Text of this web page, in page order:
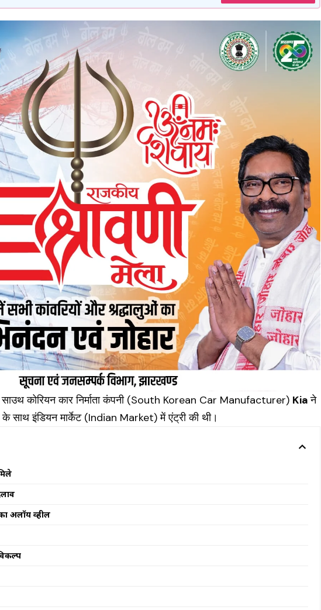
कोरियन कार निर्माता कंपनी (South Korean Car Manufacturer) Kia ने
के साथ इंडियन मार्केट (Indian Market) में एंट्री की थी।
अलॉय व्हील